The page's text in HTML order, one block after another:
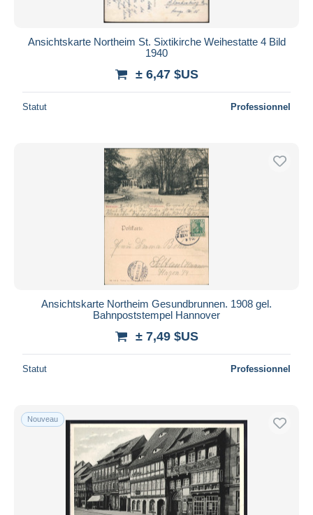
Ansichtskarte Northeim St. Sixtikirche Weihestatte 4 Bild
1940
± 6,47 $US
Statut Professionnel
Ansichtskarte Northeim Gesundbrunnen. 1908 gel.
Bahnpoststempel Hannover
± 7,49 $US
Statut Professionnel
Nouveau